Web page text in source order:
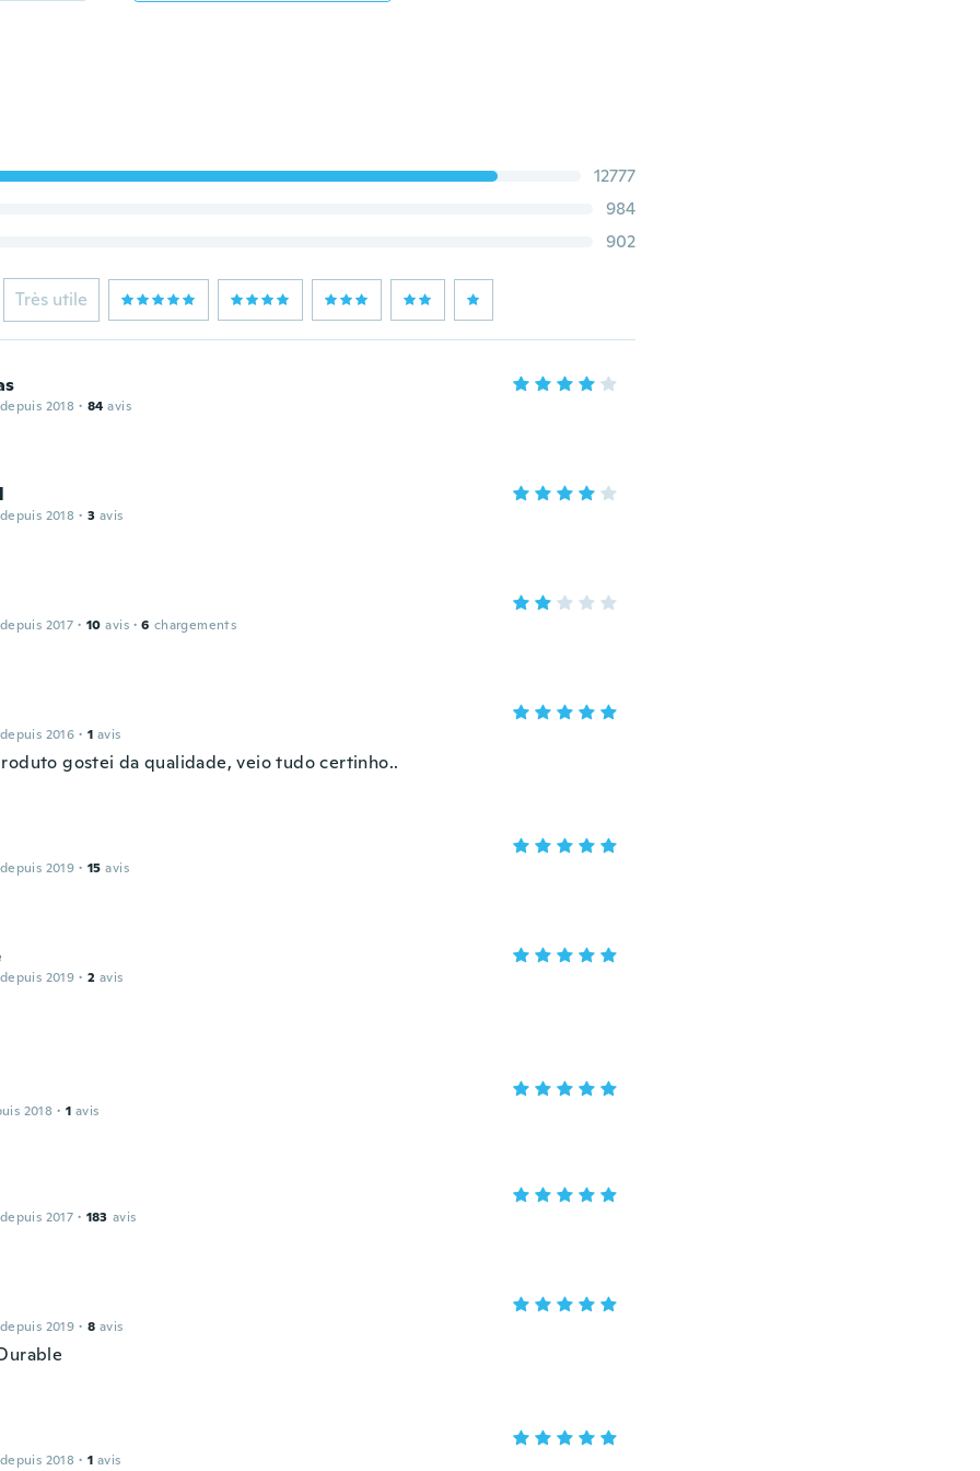
12777
984
902
Très utile
2018 · 84 avis
2018 · 3 avis
2017 · 10 avis · 6 chargements
2016 · 1 avis
gostei da qualidade, veio tudo certinho..
2019 · 15 avis
2019 · 2 avis
2018 · 1 avis
2017 · 183 avis
2019 · 8 avis
2018 · 1 avis